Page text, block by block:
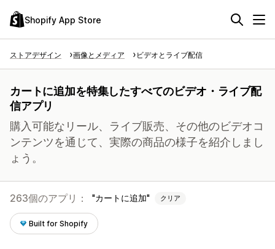
Shopify App Store
ストアデザイン 画像とメディア ビデオとライブ配信
カートに追加を特集したすべてのビデオ・ライブ配
信アプリ
購入可能なリール、ライブ販売、その他のビデオコ
ンテンツを通じて、実際の商品の様子を紹介しまし
ょう。
263個のアプリ： カートに追加 クリア
Built for Shopify